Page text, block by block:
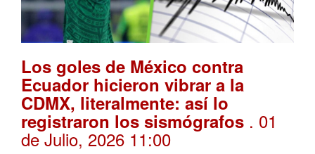
Los goles de México contra
Ecuador hicieron vibrar a la
CDMX, literalmente: así lo
registraron los sismógrafos . 01
de Julio, 2026 11:00